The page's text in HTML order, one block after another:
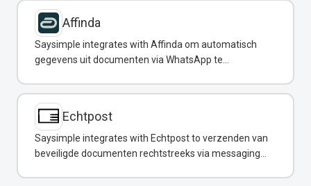
Affinda
Saysimple integrates with Affinda om automatisch
gegevens uit documenten via WhatsApp te
Echtpost
Saysimple integrates with Echtpost to verzenden van
beveiligde documenten rechtstreeks via messaging